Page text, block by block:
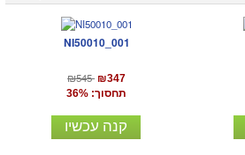
NI50010_001
₪545 ₪347
תחסוך: 36%
קנה עכשיו